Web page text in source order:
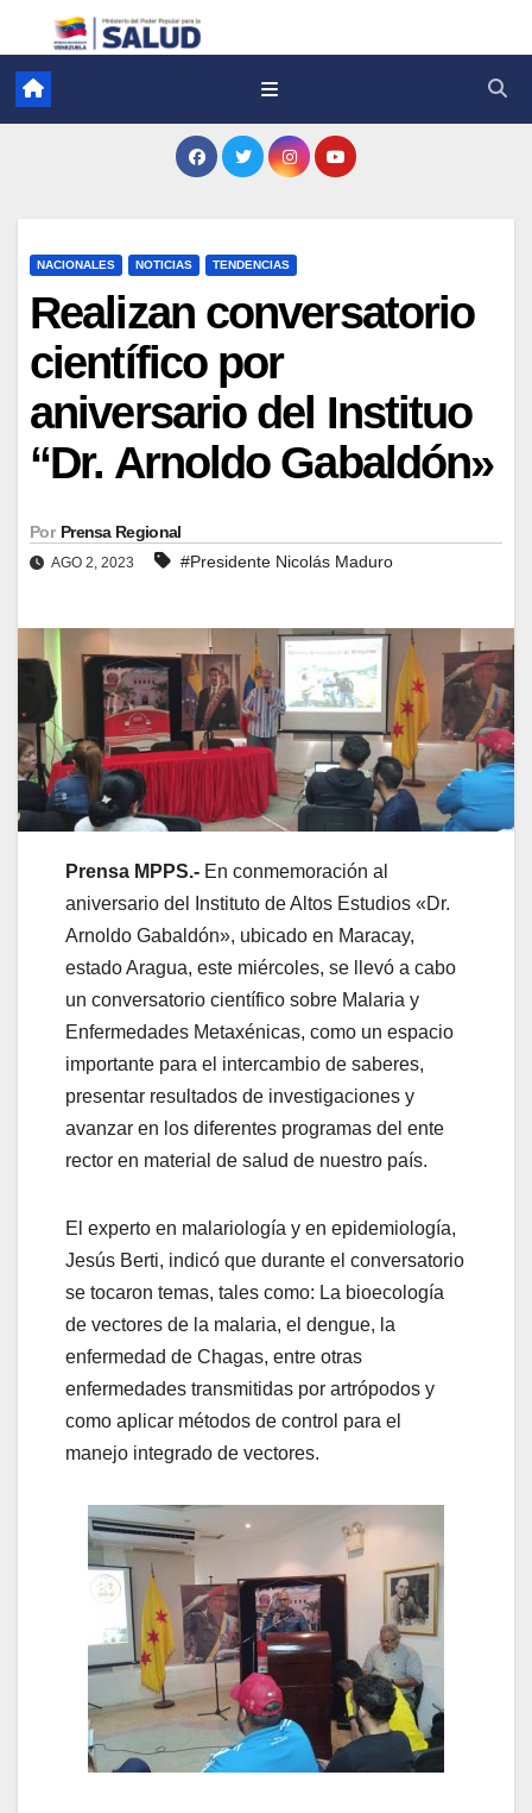
NACIONALES NOTICIAS TENDENCIAS
Realizan conversatorio
científico por
aniversario del Instituo
“Dr. Arnoldo Gabaldón»
Por Prensa Regional
AGO 2, 2023 #Presidente Nicolás Maduro
Prensa MPPS.- En conmemoración al
aniversario del Instituto de Altos Estudios «Dr.
Arnoldo Gabaldón», ubicado en Maracay,
estado Aragua, este miércoles, se llevó a cabo
un conversatorio científico sobre Malaria y
Enfermedades Metaxénicas, como un espacio
importante para el intercambio de saberes,
presentar resultados de investigaciones y
avanzar en los diferentes programas del ente
rector en material de salud de nuestro país.
El experto en malariología y en epidemiología,
Jesús Berti, indicó que durante el conversatorio
se tocaron temas, tales como: La bioecología
de vectores de la malaria, el dengue, la
enfermedad de Chagas, entre otras
enfermedades transmitidas por artrópodos y
como aplicar métodos de control para el
manejo integrado de vectores.